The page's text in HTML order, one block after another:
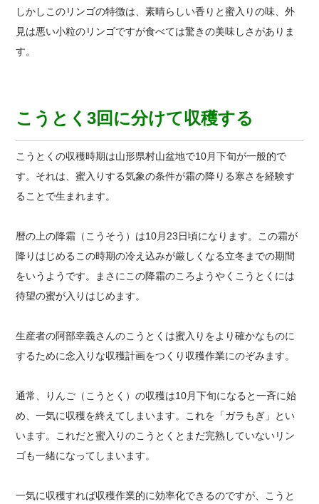
しかしこのリンゴの特徴は、素晴らしい香りと蜜入りの味、外
見は悪い小粒のリンゴですが食べては驚きの美味しさがありま
す。
こうとく3回に分けて収穫する
こうとくの収穫時期は山形県村山盆地で10月下旬が一般的で
す。それは、蜜入りする気象の条件が霜の降りる寒さを経験す
ることで生まれます。
暦の上の降霜（こうそう）は10月23日頃になります。この霜が
降りはじめるこの時期の冷え込みが厳しくなる立冬までの期間
をいうようです。まさにこの降霜のころようやくこうとくには
待望の蜜が入りはじめます。
生産者の阿部幸義さんのこうとくは蜜入りをより確かなものに
するために念入りな収穫計画をつくり収穫作業にのぞみます。
通常、りんご（こうとく）の収穫は10月下旬になると一斉に始
め、一気に収穫を終えてしまいます。これを「ガラもぎ」とい
います。これだと蜜入りのこうとくとまだ完熟していないリン
ゴも一緒になってしまいます。
一気に収穫すれば収穫作業的に効率化できるのですが、こうと